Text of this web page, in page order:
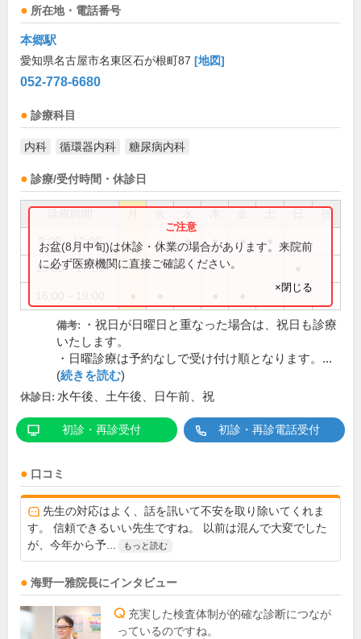
所在地・電話番号
本郷駅
愛知県名古屋市名東区石が根町87 [地図]
052-778-6680
診療科目
内科 循環器内科 糖尿病内科
診療/受付時間・休診日
祝
9:00～12:00 ● ● ● ● ●
13:00～17:00
お盆(8月中旬)は休診・休業の場合があります。来院前
に必ず医療機関に直接ご確認ください。
×閉じる
備考:
・祝日が日曜日と重なった場合は、祝日も診療
いたします。
・日曜診療は予約なしで受け付け順となります。...
(続きを読む)
休診日: 水午後、土午後、日午前、祝
初診・再診受付 初診・再診電話受付
口コミ
先生の対応はよく、話を訊いて不安を取り除いてくれま
す。 信頼できるいい先生ですね。 以前は混んで大変でした
が、今年から予...
もっと読む
海野一雅院長にインタビュー
充実した検査体制が的確な診断につなが
っているのですね。